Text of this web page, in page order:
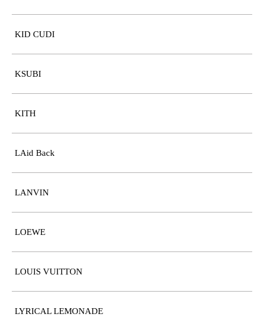
KID CUDI
KSUBI
KITH
LAid Back
LANVIN
LOEWE
LOUIS VUITTON
LYRICAL LEMONADE